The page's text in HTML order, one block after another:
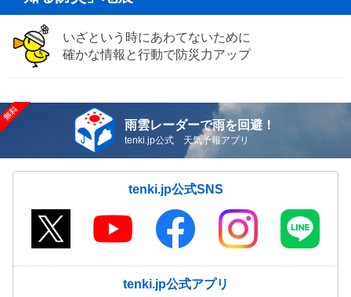
いざという時にあわてないために
確かな情報と行動で防災力アップ
雨雲レーダーで雨を回避！
tenki.jp公式 天気予報アプリ
tenki.jp公式SNS
tenki.jp公式アプリ